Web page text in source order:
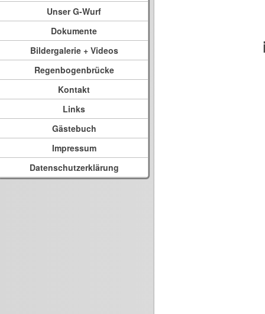
Unser G-Wurf
Dokumente
Bildergalerie + Videos
Regenbogenbrücke
Kontakt
Links
Gästebuch
Impressum
Datenschutzerklärung